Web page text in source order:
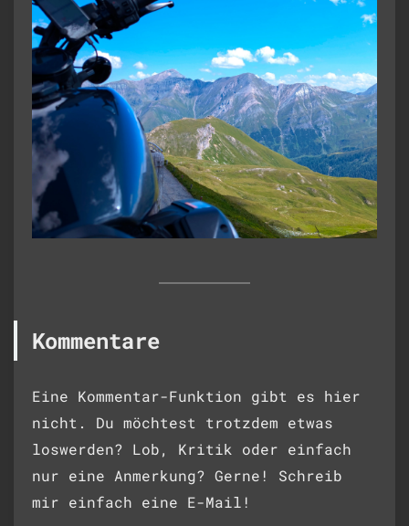
Kommentare
Eine Kommentar-Funktion gibt es hier
nicht. Du möchtest trotzdem etwas
loswerden? Lob, Kritik oder einfach
nur eine Anmerkung? Gerne! Schreib
mir einfach eine E-Mail!